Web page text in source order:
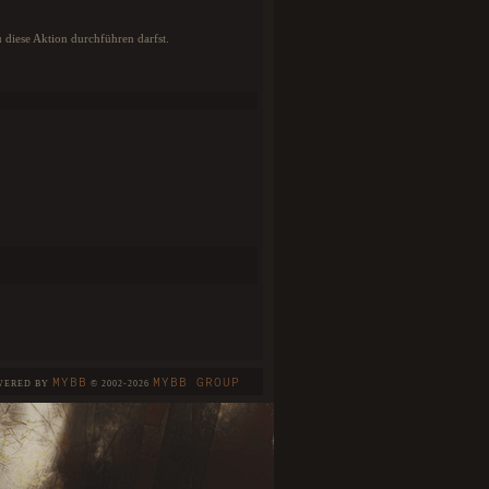
Aktion durchführen darfst.
BY MYBB © 2002-2026 MYBB GROUP